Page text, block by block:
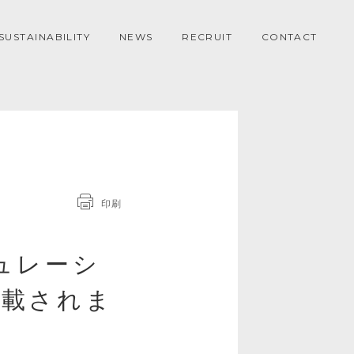
SUSTAINABILITY NEWS RECRUIT CONTACT
印刷
レーシ
されま